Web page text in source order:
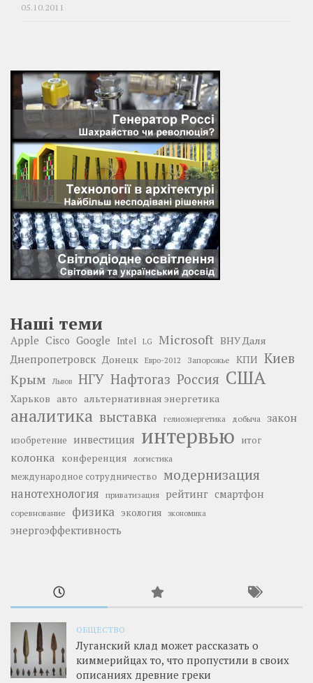
05.10.2011
Наші теми
Apple Cisco Google Intel LG Microsoft ВНУ Даля
Днепропетровск Донецк Евро-2012 Запорожье КПИ Киев
Крым Львов НГУ Нафтогаз Россия США
Харьков авто альтернативная энергетика
аналитика выставка гелиоэнергетика добыча закон
изобретение инвестиция интервью итог
колонка конференция логистика
международное сотрудничество модернизация
нанотехнология приватизация рейтинг смартфон
соревнование физика экология экономика
энергоэффективность
ОБЩЕСТВО
Луганский клад может рассказать о
киммерийцах то, что пропустили в своих
описаниях древние греки